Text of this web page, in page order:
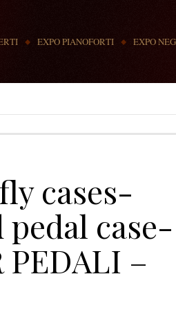
EXPO PIANOFORTI EXPO
cases-
case-
PEDALI –